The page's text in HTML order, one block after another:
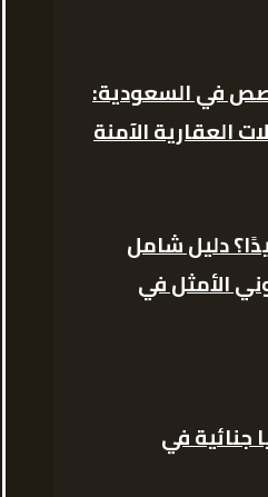
في السعودية:
العقارية الآمنة
دليل شامل
الأمثل في
في